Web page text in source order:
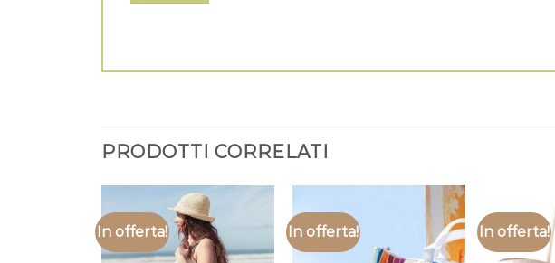
PRODOTTI CORRELATI
In offerta! In offerta! In offerta!